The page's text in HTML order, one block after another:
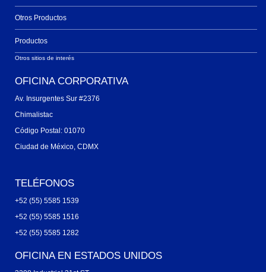
Otros Productos
Productos
Otros sitios de interés
OFICINA CORPORATIVA
Av. Insurgentes Sur #2376
Chimalistac
Código Postal: 01070
Ciudad de México, CDMX
TELÉFONOS
+52 (55) 5585 1539
+52 (55) 5585 1516
+52 (55) 5585 1282
OFICINA EN ESTADOS UNIDOS